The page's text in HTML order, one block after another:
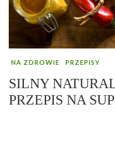
NA ZDROWIE PRZEPISY
SILNY
PRZEPIS NA